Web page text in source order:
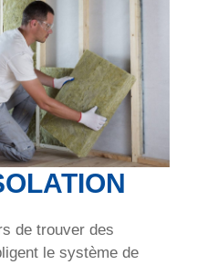
de trouver des
le système de